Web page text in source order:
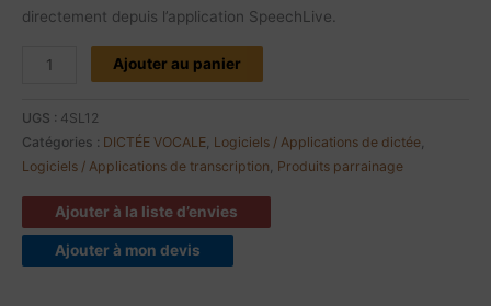
directement depuis l’application SpeechLive.
Ajouter au panier
UGS : 4SL12
Catégories : DICTÉE VOCALE, Logiciels / Applications de dictée,
Logiciels / Applications de transcription, Produits parrainage
Ajouter à la liste d’envies
Ajouter à mon devis